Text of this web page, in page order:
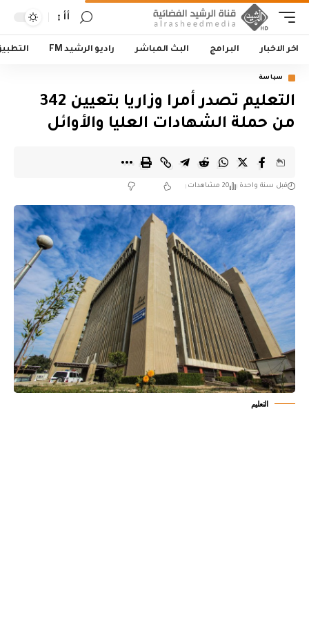
أأ
اخر الاخبار البرامج البث المباشر راديو الرشيد FM
سياسة
التعليم تصدر أمرا وزاريا بتعيين 342
من حملة الشهادات العليا والأوائل
قبل سنة واحدة 20 مشاهدات
التعليم